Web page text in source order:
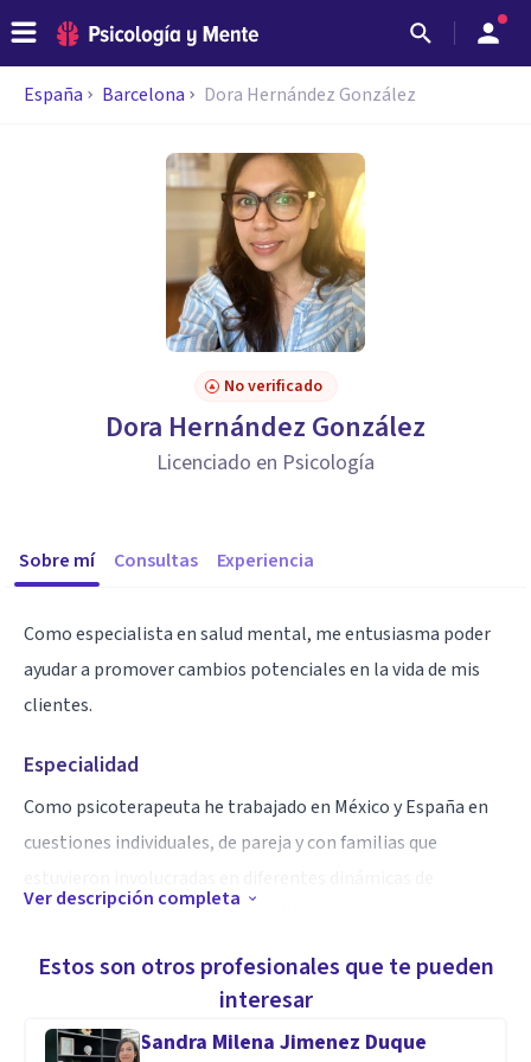
España Barcelona Dora Hernández González
No verificado
Dora Hernández González
Licenciado en Psicología
Sobre mí Consultas Experiencia
Como especialista en salud mental, me entusiasma poder
ayudar a promover cambios potenciales en la vida de mis
clientes.
Especialidad
Como psicoterapeuta he trabajado en México y España en
cuestiones individuales, de pareja y con familias que
violencia doméstica u otros conflictos familiares y sociales.
psicológico del dolor crónico y la depresión.
sin duda, parte de la caja de herramientas de todo buen
Ver descripción completa
Estos son otros profesionales que te pueden
interesar
Sandra Milena Jimenez Duque